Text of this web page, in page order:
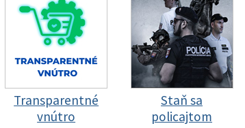
Transparentné
vnútro
Staň sa
policajtom